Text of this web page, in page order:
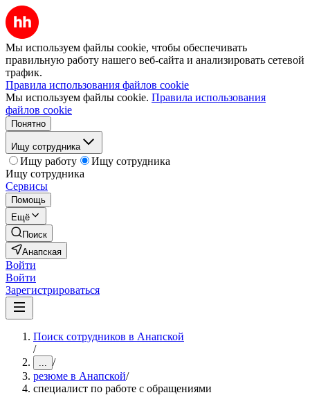
Мы используем файлы cookie, чтобы обеспечивать
правильную работу нашего веб-сайта и анализировать сетевой
трафик.
Правила использования файлов cookie
Мы используем файлы cookie. Правила использования
файлов cookie
Понятно
Ищу сотрудника
Ищу работу
Ищу сотрудника
Ищу сотрудника
Сервисы
Помощь
Ещё
Поиск
Анапская
Войти
Войти
Зарегистрироваться
Поиск сотрудников в Анапской
/
... /
резюме в Анапской/
специалист по работе с обращениями